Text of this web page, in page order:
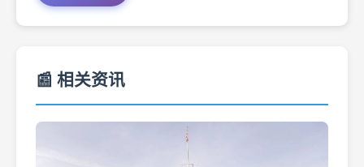
📰 相关资讯